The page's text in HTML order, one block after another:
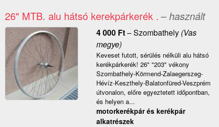
26" MTB. alu hátsó kerekpárkerék . – használt
4 000 Ft–Szombathely(Vas
megye)
Keveset futott, sérülés nélküli alu hátsó
kerékpárkerék! 26" "203" vékony
Szombathely-Körmend-Zalaegerszeg-
Hévíz-Keszthely-Balatonfüred-Veszprém
útvonalon, előre egyeztetett időpontban,
és helyen a...
motorkerékpár és kerékpár
alkatrészek